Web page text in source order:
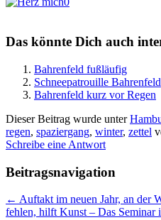
Das könnte Dich auch
Bahrenfeld fußläufig
Schneepatrouille Bahrenfeld
Bahrenfeld kurz vor Regen
Dieser Beitrag wurde unter
regen, spaziergang, winter, zettel
Schreibe eine Antwort
Beitragsnavigation
← Auftakt im neuen Jahr, an der
fehlen, hilft Kunst – Das Seminar